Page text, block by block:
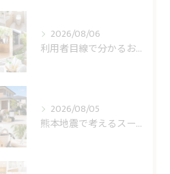
2026/08/06
利用者目線で分かるおうち工房たぐちの安心感
2026/08/05
熊本地震で考えるスーパー休業と住まいの備え